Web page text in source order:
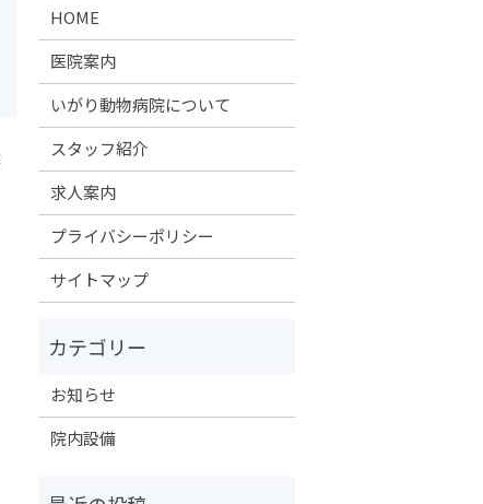
HOME
医院案内
いがり動物病院について
スタッフ紹介
求人案内
プライバシーポリシー
サイトマップ
お知らせ
院内設備